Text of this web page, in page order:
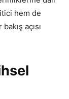
hem de
açısı